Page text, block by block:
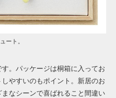
ート。
。パッケージは桐箱に入ってお
やすいのもポイント。新居のお
なシーンで喜ばれること間違い